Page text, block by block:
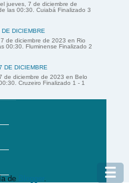
jueves, 7 de diciembre de
las 00:30. Cuiabá Finalizado 3
DICIEMBRE
de diciembre de 2023 en Rio
00:30. Fluminense Finalizado 2
DE DICIEMBRE
de diciembre de 2023 en Belo
Cruzeiro Finalizado 1 - 1
☰
de .